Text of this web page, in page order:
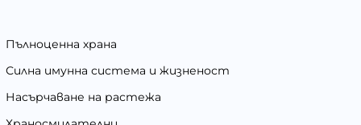
Пълноценна храна
Силна имунна система и жизненост
Насърчаване на растежа